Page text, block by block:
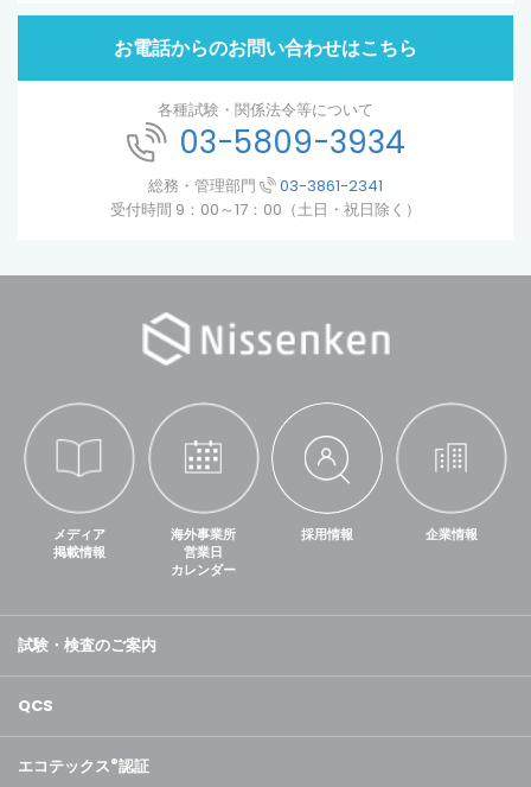
お電話からのお問い合わせはこちら
各種試験・関係法令等について
03-5809-3934
総務・管理部門
03-3861-2341
受付時間 9：00～17：00（土日・祝日除く）
メディア
掲載情報
海外事業所
営業日
カレンダー
採用情報 企業情報
試験・検査のご案内
QCS
エコテックス®認証